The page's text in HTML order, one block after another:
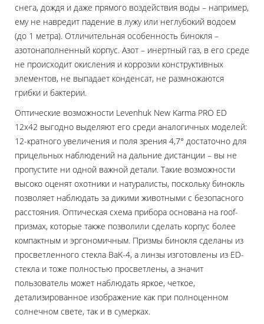
снега, дождя и даже прямого воздействия воды – например,
ему не навредит падение в лужу или неглубокий водоем
(до 1 метра). Отличительная особенность бинокля –
азотонаполненный корпус. Азот – инертный газ, в его среде
не происходит окисления и коррозии конструктивных
элементов, не выпадает конденсат, не размножаются
грибки и бактерии.
Оптические возможности Levenhuk New Karma PRO ED
12x42 выгодно выделяют его среди аналогичных моделей:
12-кратного увеличения и поля зрения 4,7° достаточно для
прицельных наблюдений на дальние дистанции – вы не
пропустите ни одной важной детали. Такие возможности
высоко оценят охотники и натуралисты, поскольку бинокль
позволяет наблюдать за дикими животными с безопасного
расстояния. Оптическая схема прибора основана на roof-
призмах, которые также позволили сделать корпус более
компактным и эргономичным. Призмы бинокля сделаны из
просветленного стекла BaK-4, а линзы изготовлены из ED-
стекла и тоже полностью просветлены, а значит
пользователь может наблюдать яркое, четкое,
детализированное изображение как при полноценном
солнечном свете, так и в сумерках.